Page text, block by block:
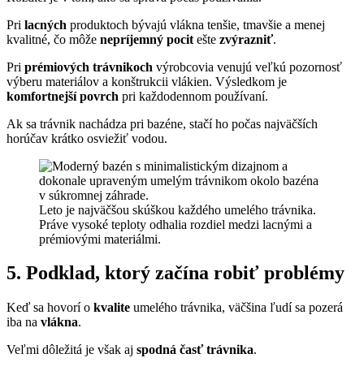
Pri lacných produktoch bývajú vlákna tenšie, tmavšie a menej
kvalitné, čo môže nepríjemný pocit ešte zvýrazniť.
Pri prémiových trávnikoch výrobcovia venujú veľkú pozornosť
výberu materiálov a konštrukcii vlákien. Výsledkom je
komfortnejší povrch pri každodennom používaní.
Ak sa trávnik nachádza pri bazéne, stačí ho počas najväčších
horúčav krátko osviežiť vodou.
Leto je najväčšou skúškou každého umelého trávnika.
Práve vysoké teploty odhalia rozdiel medzi lacnými a
prémiovými materiálmi.
5. Podklad, ktorý začína robiť problémy
Keď sa hovorí o kvalite umelého trávnika, väčšina ľudí sa pozerá
iba na vlákna.
Veľmi dôležitá je však aj spodná časť trávnika.